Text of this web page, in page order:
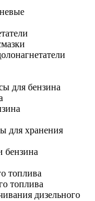
для бензина
для хранения
бензина
топлива
топлива
дизельного